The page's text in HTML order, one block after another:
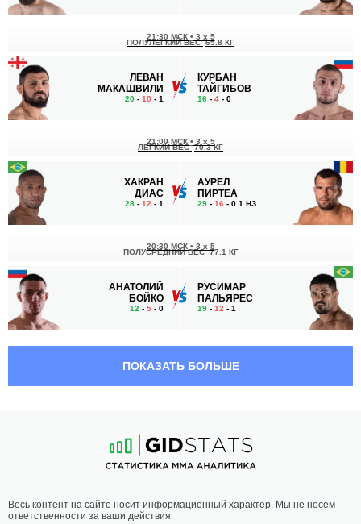
ЛЕВАН
МАКАШВИЛИ
20 - 10 - 1
21:30 МСК • 3 x 5
ПОЛУЛЕГКИЙ ВЕС 65.8 КГ
КУРБАН
ТАЙГИБОВ
16 - 4 - 0
ХАКРАН
ДИАС
28 - 12 - 1
21:00 МСК • 3 x 5
ЛЕГКИЙ ВЕС 70.3 КГ
АУРЕЛ
ПИРТЕА
29 - 16 - 0 1 НЗ
АНАТОЛИЙ
БОЙКО
12 - 5 - 0
20:30 МСК • 3 x 5
ПОЛУСРЕДНИЙ ВЕС 77.1 КГ
РУСИМАР
ПАЛЬЯРЕС
19 - 12 - 1
ЯНКОВСКИЙ
11-5- 0
19:30 МСК•
СРЕДНИЙ ВЕС 83.9 КГ
ПЕССОА
ПОКАЗАТЬ БОЛЬШЕ
Весь контент на сайте носит информационный характер. Мы не несем
ответственности за ваши действия.